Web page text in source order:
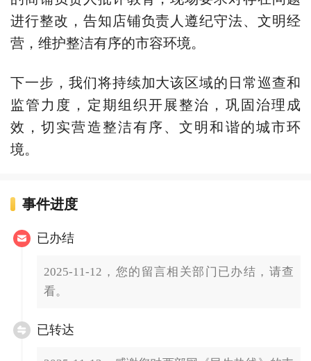
进行整改，告知店铺负责人遵纪守法、文明经
营，维护整洁有序的市容环境。
下一步，我们将持续加大该区域的日常巡查和
监管力度，定期组织开展整治，巩固治理成
效，切实营造整洁有序、文明和谐的城市环
境。
事件进度
已办结
2025-11-12，您的留言相关部门已办结，请查
看。
已转达